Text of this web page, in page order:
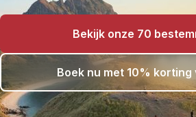
Bekijk onze 70
Boek nu met 10% korting